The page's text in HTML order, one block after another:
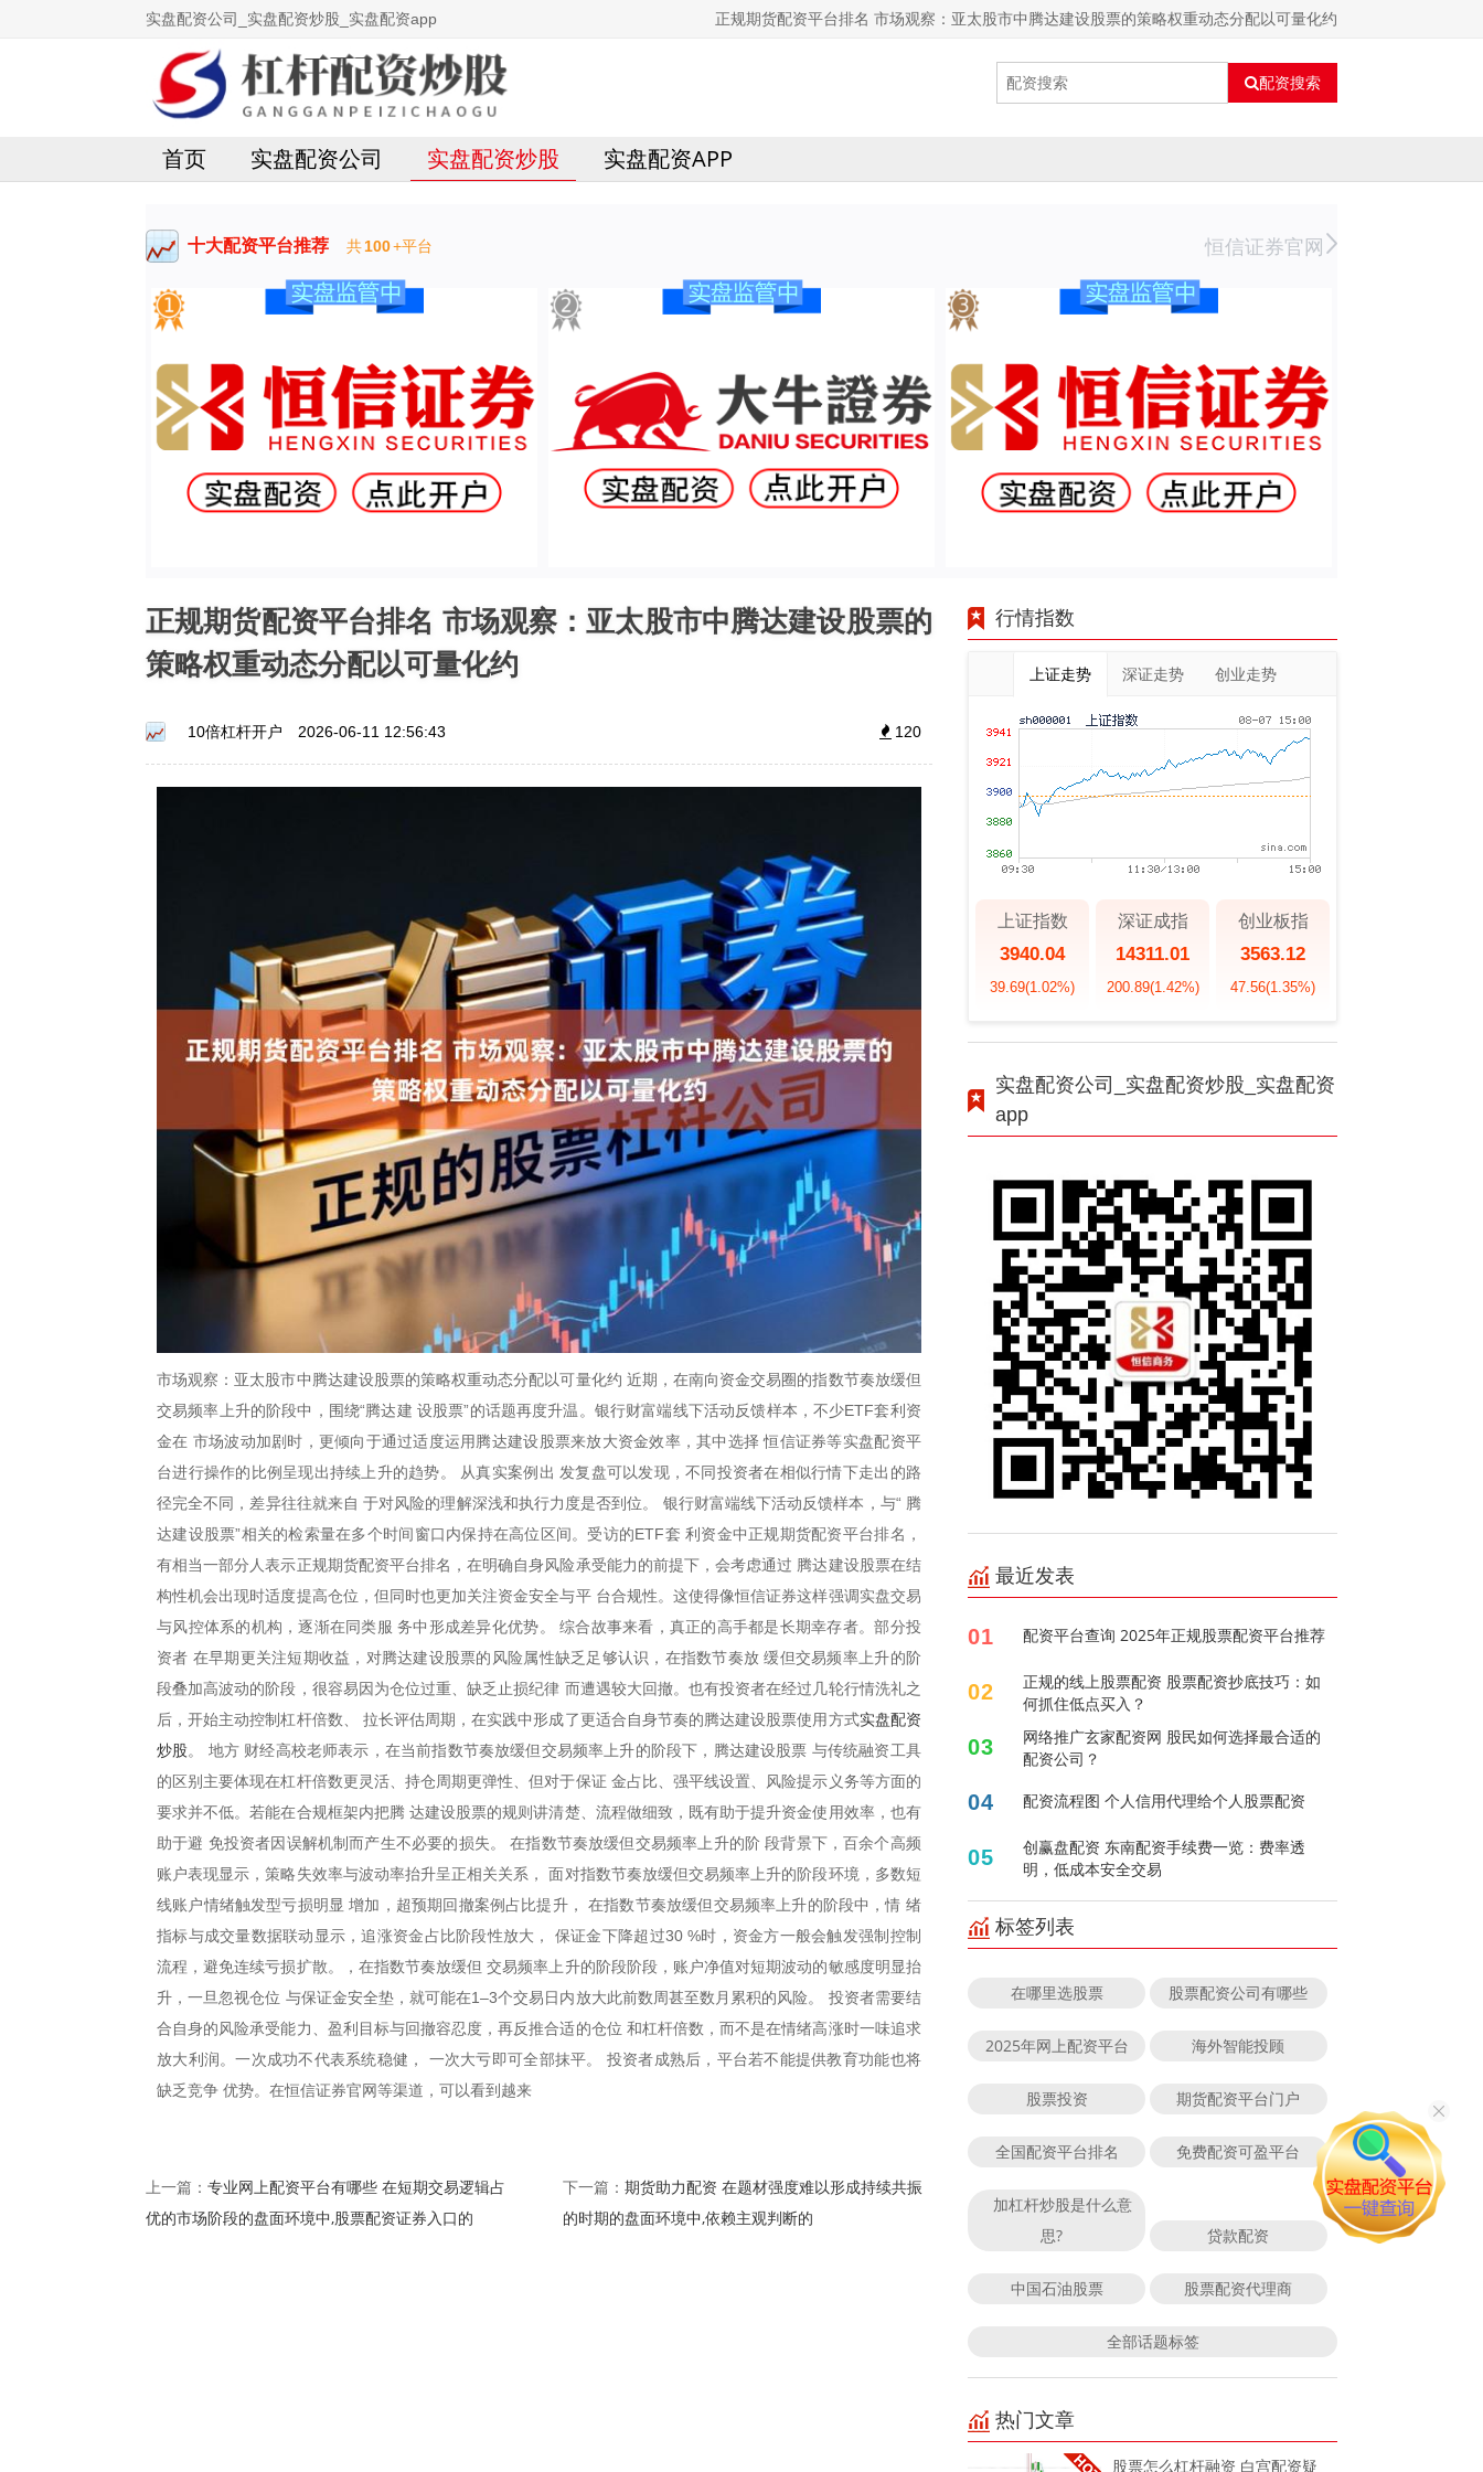
实盘配资公司_实盘配资炒股_实盘配资app 正规期货配资平台排名 市场观察：亚太股市中腾达建设股票的策略权重动态分配以可量化约
配资搜索
首页 实盘配资公司 实盘配资炒股 实盘配资APP
十大配资平台推荐 共100+平台 恒信证券官网
正规期货配资平台排名 市场观察：亚太股市中腾达建设股票的
策略权重动态分配以可量化约
10倍杠杆开户 2026-06-11 12:56:43 120
市场观察：亚太股市中腾达建设股票的策略权重动态分配以可量化约 近期，在南向资金交易圈的指数节奏放缓但
交易频率上升的阶段中，围绕“腾达建 设股票”的话题再度升温。银行财富端线下活动反馈样本，不少ETF套利资
金在 市场波动加剧时，更倾向于通过适度运用腾达建设股票来放大资金效率，其中选择 恒信证券等实盘配资平
台进行操作的比例呈现出持续上升的趋势。 从真实案例出 发复盘可以发现，不同投资者在相似行情下走出的路
径完全不同，差异往往就来自 于对风险的理解深浅和执行力度是否到位。 银行财富端线下活动反馈样本，与“ 腾
达建设股票”相关的检索量在多个时间窗口内保持在高位区间。受访的ETF套 利资金中正规期货配资平台排名，
有相当一部分人表示正规期货配资平台排名，在明确自身风险承受能力的前提下，会考虑通过 腾达建设股票在结
构性机会出现时适度提高仓位，但同时也更加关注资金安全与平 台合规性。这使得像恒信证券这样强调实盘交易
与风控体系的机构，逐渐在同类服 务中形成差异化优势。 综合故事来看，真正的高手都是长期幸存者。部分投
资者 在早期更关注短期收益，对腾达建设股票的风险属性缺乏足够认识，在指数节奏放 缓但交易频率上升的阶
段叠加高波动的阶段，很容易因为仓位过重、缺乏止损纪律 而遭遇较大回撤。也有投资者在经过几轮行情洗礼之
后，开始主动控制杠杆倍数、 拉长评估周期，在实践中形成了更适合自身节奏的腾达建设股票使用方式实盘配资
炒股。 地方 财经高校老师表示，在当前指数节奏放缓但交易频率上升的阶段下，腾达建设股票 与传统融资工具
的区别主要体现在杠杆倍数更灵活、持仓周期更弹性、但对于保证 金占比、强平线设置、风险提示义务等方面的
要求并不低。若能在合规框架内把腾 达建设股票的规则讲清楚、流程做细致，既有助于提升资金使用效率，也有
助于避 免投资者因误解机制而产生不必要的损失。 在指数节奏放缓但交易频率上升的阶 段背景下，百余个高频
账户表现显示，策略失效率与波动率抬升呈正相关关系， 面对指数节奏放缓但交易频率上升的阶段环境，多数短
线账户情绪触发型亏损明显 增加，超预期回撤案例占比提升， 在指数节奏放缓但交易频率上升的阶段中，情 绪
指标与成交量数据联动显示，追涨资金占比阶段性放大， 保证金下降超过30 %时，资金方一般会触发强制控制
流程，避免连续亏损扩散。，在指数节奏放缓但 交易频率上升的阶段阶段，账户净值对短期波动的敏感度明显抬
升，一旦忽视仓位 与保证金安全垫，就可能在1–3个交易日内放大此前数周甚至数月累积的风险。 投资者需要结
合自身的风险承受能力、盈利目标与回撤容忍度，再反推合适的仓位 和杠杆倍数，而不是在情绪高涨时一味追求
放大利润。一次成功不代表系统稳健， 一次大亏即可全部抹平。 投资者成熟后，平台若不能提供教育功能也将
缺乏竞争 优势。在恒信证券官网等渠道，可以看到越来
上一篇： 专业网上配资平台有哪些 在短期交易逻辑占
优的市场阶段的盘面环境中,股票配资证券入口的
下一篇： 期货助力配资 在题材强度难以形成持续共振
的时期的盘面环境中,依赖主观判断的
行情指数
上证走势 深证走势 创业走势
上证指数
3940.04
39.69(1.02%)
深证成指
14311.01
200.89(1.42%)
创业板指
3563.12
47.56(1.35%)
实盘配资公司_实盘配资炒股_实盘配资
app
最近发表
01 配资平台查询 2025年正规股票配资平台推荐
02
正规的线上股票配资 股票配资抄底技巧：如
何抓住低点买入？
03
网络推广玄家配资网 股民如何选择最合适的
配资公司？
04 配资流程图 个人信用代理给个人股票配资
05
创赢盘配资 东南配资手续费一览：费率透
明，低成本安全交易
标签列表
在哪里选股票 股票配资公司有哪些
2025年网上配资平台 海外智能投顾
股票投资 期货配资平台门户
全国配资平台排名 免费配资可盈平台
加杠杆炒股是什么意
思?
贷款配资
中国石油股票 股票配资代理商
全部话题标签
热门文章
股票怎么杠杆融资 白宫配资疑